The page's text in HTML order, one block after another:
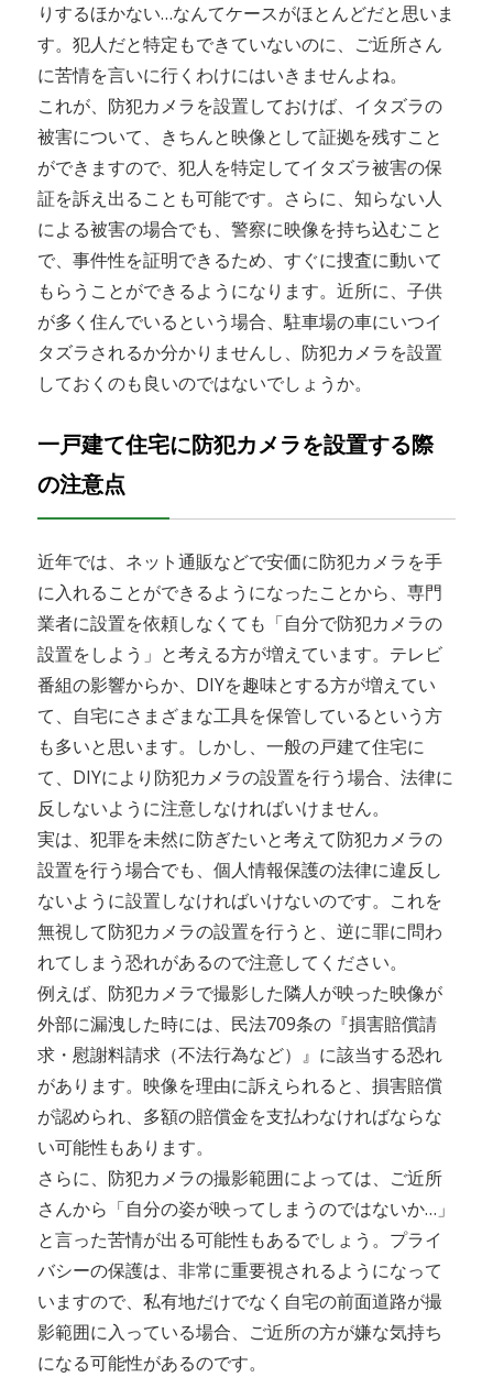
りするほかない…なんてケースがほとんどだと思いま
す。犯人だと特定もできていないのに、ご近所さん
に苦情を言いに行くわけにはいきませんよね。
これが、防犯カメラを設置しておけば、イタズラの
被害について、きちんと映像として証拠を残すこと
ができますので、犯人を特定してイタズラ被害の保
証を訴え出ることも可能です。さらに、知らない人
による被害の場合でも、警察に映像を持ち込むこと
で、事件性を証明できるため、すぐに捜査に動いて
もらうことができるようになります。近所に、子供
が多く住んでいるという場合、駐車場の車にいつイ
タズラされるか分かりませんし、防犯カメラを設置
しておくのも良いのではないでしょうか。
一戸建て住宅に防犯カメラを設置する際
の注意点
近年では、ネット通販などで安価に防犯カメラを手
に入れることができるようになったことから、専門
業者に設置を依頼しなくても「自分で防犯カメラの
設置をしよう」と考える方が増えています。テレビ
番組の影響からか、DIYを趣味とする方が増えてい
て、自宅にさまざまな工具を保管しているという方
も多いと思います。しかし、一般の戸建て住宅に
て、DIYにより防犯カメラの設置を行う場合、法律に
反しないように注意しなければいけません。
実は、犯罪を未然に防ぎたいと考えて防犯カメラの
設置を行う場合でも、個人情報保護の法律に違反し
ないように設置しなければいけないのです。これを
無視して防犯カメラの設置を行うと、逆に罪に問わ
れてしまう恐れがあるので注意してください。
例えば、防犯カメラで撮影した隣人が映った映像が
外部に漏洩した時には、民法709条の『損害賠償請
求・慰謝料請求（不法行為など）』に該当する恐れ
があります。映像を理由に訴えられると、損害賠償
が認められ、多額の賠償金を支払わなければならな
い可能性もあります。
さらに、防犯カメラの撮影範囲によっては、ご近所
さんから「自分の姿が映ってしまうのではないか…」
と言った苦情が出る可能性もあるでしょう。プライ
バシーの保護は、非常に重要視されるようになって
いますので、私有地だけでなく自宅の前面道路が撮
影範囲に入っている場合、ご近所の方が嫌な気持ち
になる可能性があるのです。